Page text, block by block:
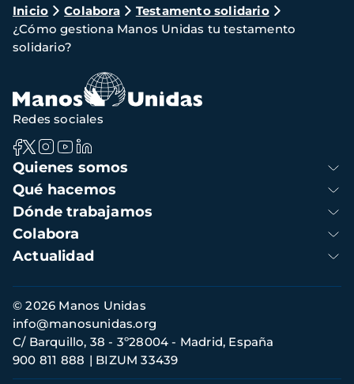
Ruta
de
navegación
Inicio Colabora
Testamento solidario
¿Cómo gestiona Manos Unidas tu testamento
solidario?
Navegación
principal
Quienes somos
Qué hacemos
Dónde trabajamos
Colabora
Actualidad
Redes sociales
Información
de
contacto
© 2026 Manos Unidas
C/ Barquillo, 38 - 3º28004 - Madrid, España
900 811 888
BIZUM 33439
info@manosunidas.org